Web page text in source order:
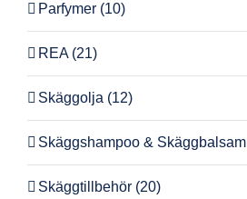
Parfymer (10)
REA (21)
Skäggolja (12)
Skäggshampoo & Skäggbalsam
Skäggtillbehör (20)